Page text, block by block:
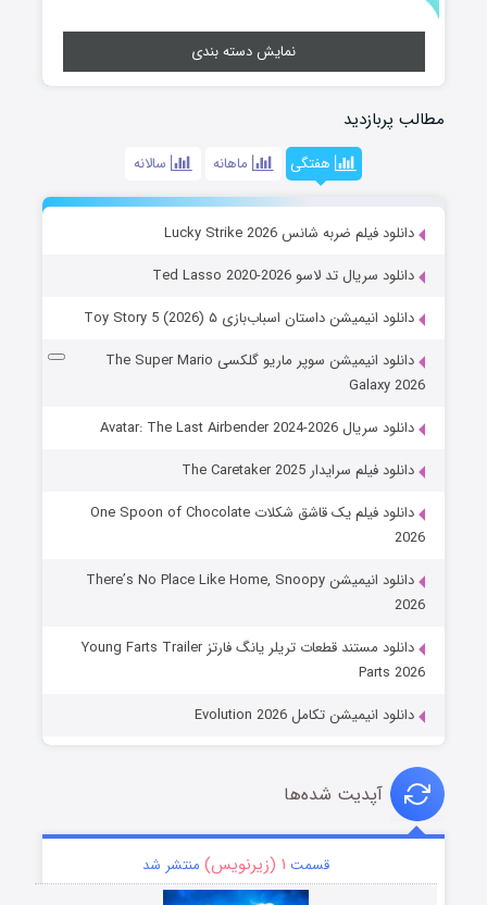
نمایش دسته بندی
مطالب پربازدید
هفتگی ماهانه سالانه
دانلود فیلم ضربه شانس Lucky Strike 2026
دانلود سریال تد لاسو Ted Lasso 2020-2026
دانلود انیمیشن داستان اسباب‌بازی ۵ Toy Story 5 (2026)
دانلود انیمیشن سوپر ماریو گلکسی The Super Mario
Galaxy 2026
دانلود سریال Avatar: The Last Airbender 2024-2026
دانلود فیلم سرایدار The Caretaker 2025
دانلود فیلم یک قاشق شکلات One Spoon of Chocolate
2026
دانلود انیمیشن There’s No Place Like Home, Snoopy
2026
دانلود مستند قطعات تریلر یانگ فارتز Young Farts Trailer
Parts 2026
دانلود انیمیشن تکامل Evolution 2026
آپدیت شده‌ها
قسمت ۱ (زیرنویس) منتشر شد